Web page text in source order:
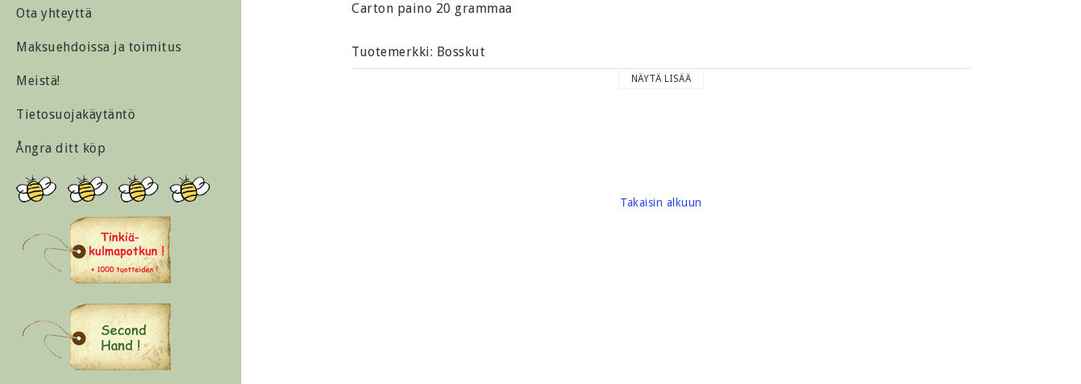
Ota yhteyttä
Maksuehdoissa ja toimitus
Meistä!
Tietosuojakäytäntö
Ångra ditt köp
Carton paino 20 grammaa
Tuotemerkki: Bosskut
NÄYTÄ LISÄÄ
Takaisin alkuun